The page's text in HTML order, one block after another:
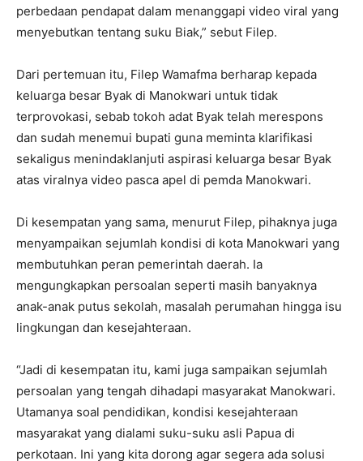
perbedaan pendapat dalam menanggapi video viral yang
menyebutkan tentang suku Biak,” sebut Filep.
Dari pertemuan itu, Filep Wamafma berharap kepada
keluarga besar Byak di Manokwari untuk tidak
terprovokasi, sebab tokoh adat Byak telah merespons
dan sudah menemui bupati guna meminta klarifikasi
sekaligus menindaklanjuti aspirasi keluarga besar Byak
atas viralnya video pasca apel di pemda Manokwari.
Di kesempatan yang sama, menurut Filep, pihaknya juga
menyampaikan sejumlah kondisi di kota Manokwari yang
membutuhkan peran pemerintah daerah. Ia
mengungkapkan persoalan seperti masih banyaknya
anak-anak putus sekolah, masalah perumahan hingga isu
lingkungan dan kesejahteraan.
“Jadi di kesempatan itu, kami juga sampaikan sejumlah
persoalan yang tengah dihadapi masyarakat Manokwari.
Utamanya soal pendidikan, kondisi kesejahteraan
masyarakat yang dialami suku-suku asli Papua di
perkotaan. Ini yang kita dorong agar segera ada solusi